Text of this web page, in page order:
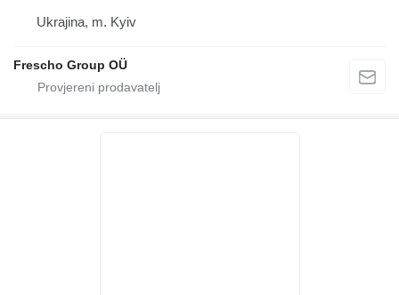
Ukrajina, m. Kyiv
Frescho Group OÜ